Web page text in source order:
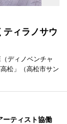
ィラノサウ
ディノベンチャ
松」（高松市サン
ーティスト協働